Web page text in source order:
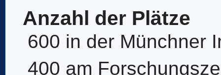
Anzahl der Plätze
600 in der Münchner
400 am